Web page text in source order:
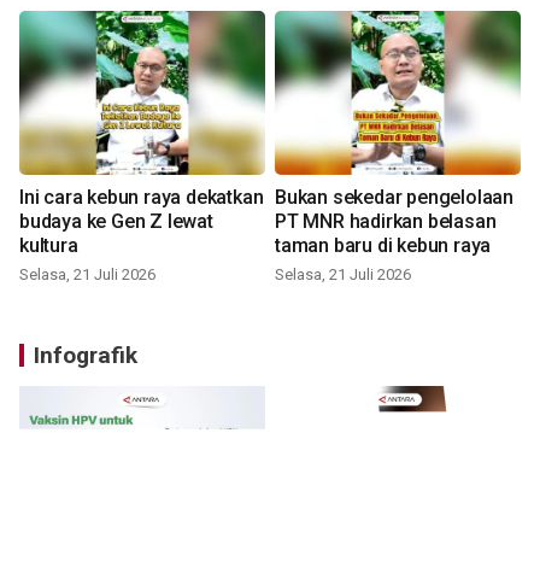
Ini cara kebun raya dekatkan
budaya ke Gen Z lewat
kultura
Selasa, 21 Juli 2026
Bukan sekedar pengelolaan
PT MNR hadirkan belasan
taman baru di kebun raya
Selasa, 21 Juli 2026
Infografik